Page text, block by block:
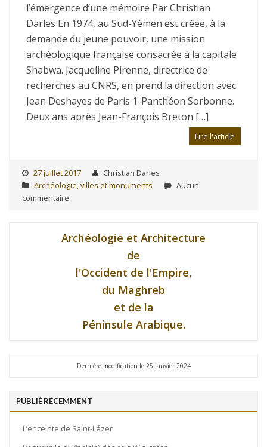
l’émergence d’une mémoire Par Christian
Darles En 1974, au Sud-Yémen est créée, à la
demande du jeune pouvoir, une mission
archéologique française consacrée à la capitale
Shabwa. Jacqueline Pirenne, directrice de
recherches au CNRS, en prend la direction avec
Jean Deshayes de Paris 1-Panthéon Sorbonne.
Deux ans après Jean-François Breton […]
Lire l'article
27 juillet 2017
Christian Darles
Archéologie, villes et monuments
Aucun
commentaire
Archéologie et Architecture
de
l'Occident de l'Empire,
du Maghreb
et de la
Péninsule Arabique.
Dernière modification le 25 Janvier 2024
PUBLIÉ RÉCEMMENT
L’enceinte de Saint-Lézer